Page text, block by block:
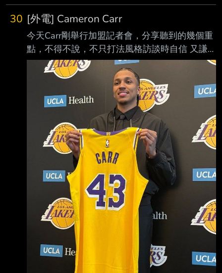
30 [外電] Cameron Carr
今天Carr剛舉行加盟記者會，分享聽到的幾個重
點，不得不說，不只打法風格訪談時自信 又謙
虛侃侃而談的態度也跟Max很像，以下就開始。
https://i.mopix.cc/46QHFM.jpg Cameron Carr
「我知道要最快速獲得時間的方法，就是成為最
好的防守者，會以這個目標努力，也有這 樣的
信心。」 「目前最大重點就是變得更壯，這我
也非常清楚，等不及把健身房當第二個家的訓
練。」 「第一個對話的是JJ，他是個很好的人，
我們都等不及開始訓練，也很期待為他效力。」
「能成為湖人是很不可思議的，事情剛